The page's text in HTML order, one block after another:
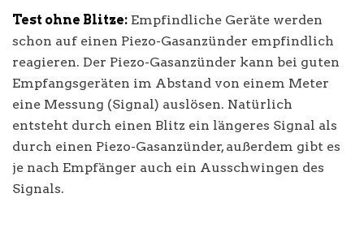
Test ohne Blitze: Empfindliche Geräte werden
schon auf einen Piezo-Gasanzünder empfindlich
reagieren. Der Piezo-Gasanzünder kann bei guten
Empfangsgeräten im Abstand von einem Meter
eine Messung (Signal) auslösen. Natürlich
entsteht durch einen Blitz ein längeres Signal als
durch einen Piezo-Gasanzünder, außerdem gibt es
je nach Empfänger auch ein Ausschwingen des
Signals.